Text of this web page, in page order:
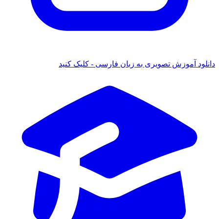
آموزش تصویری به زبان فارسی - کلیک کنید